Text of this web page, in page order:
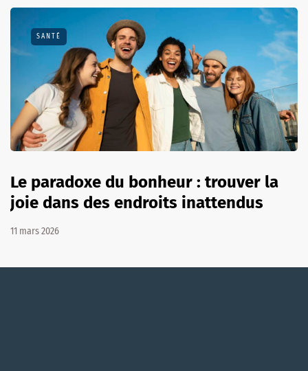
SANTÉ
Le paradoxe du bonheur : trouver la
joie dans des endroits inattendus
11 mars 2026